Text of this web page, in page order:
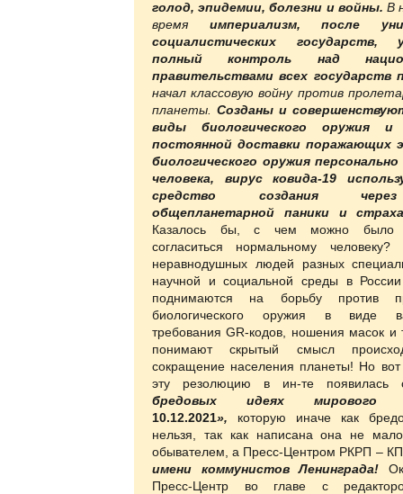
голод, эпидемии, болезни и войны. В
время империализм,после
социалистических государств,
полный контроль над
правительствами всех государств
начал классовую войну против
планеты.
Созданы и
виды биологического оружия и
постоянной доставки поражающих
биологического оружия персонально
человека, вирус ковида-19
средство создания
общепланетарной паники и
Казалось бы, с чем можно было
согласиться нормальному человеку?
неравнодушных людей разных
научной и социальной среды в
поднимаются на борьбу против
биологического оружия в виде
требования GR-кодов, ношения масок и
понимают скрытый смысл
сокращение населения планеты! Но вот
эту резолюцию в ин-те появилась
бредовых идеях мирового
10.12.2021», которую иначе как
нельзя, так как написана она не
обывателем, а Пресс-Центром РКРП –
имени коммунистов Ленинграда!
Пресс-Центр во главе с